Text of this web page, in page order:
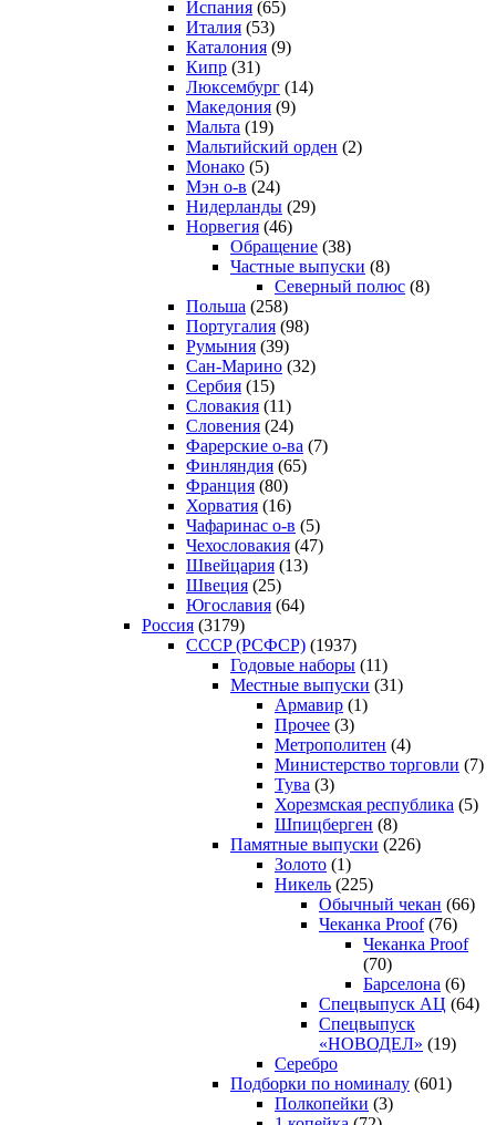
Испания (65)
Италия (53)
Каталония (9)
Кипр (31)
Люксембург (14)
Македония (9)
Мальта (19)
Мальтийский орден (2)
Монако (5)
Мэн о-в (24)
Нидерланды (29)
Норвегия (46)
Обращение (38)
Частные выпуски (8)
Северный полюс (8)
Польша (258)
Португалия (98)
Румыния (39)
Сан-Марино (32)
Сербия (15)
Словакия (11)
Словения (24)
Фарерские о-ва (7)
Финляндия (65)
Франция (80)
Хорватия (16)
Чафаринас о-в (5)
Чехословакия (47)
Швейцария (13)
Швеция (25)
Югославия (64)
Россия (3179)
CCCP (РСФСР) (1937)
Годовые наборы (11)
Местные выпуски (31)
Армавир (1)
Прочее (3)
Метрополитен (4)
Министерство торговли (7)
Тува (3)
Хорезмская республика (5)
Шпицберген (8)
Памятные выпуски (226)
Золото (1)
Никель (225)
Обычный чекан (66)
Чеканка Proof(76)
Чеканка Proof
(70)
Барселона (6)
Спецвыпуск АЦ (64)
Спецвыпуск
«НОВОДЕЛ» (19)
Серебро
Подборки по номиналу (601)
Полкопейки (3)